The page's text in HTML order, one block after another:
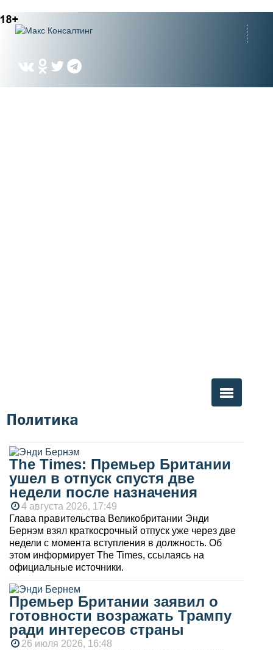
Вы здесь
Политика
The Times: Премьер Британии
ушел в отпуск спустя две
недели после назначения
4 августа 2026, 17:49
Глава правительства Великобритании Энди
Бернэм взял краткосрочный отпуск уже через две
недели с момента вступления в должность. Об
этом информирует The Times, ссылаясь на
официальные источники.
Премьер Британии заявил о
готовности возражать Трампу
ради интересов страны
26 июля 2026, 16:48